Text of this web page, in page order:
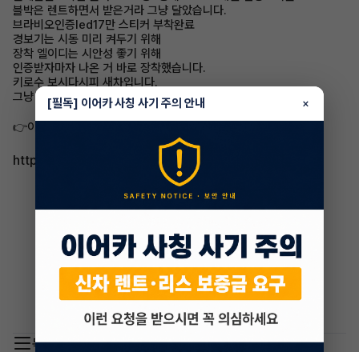
블박은 렌트하면서 받은거라 그냥 달았습니다.
브라비오인증led17만 스티커 부착완료
경보기는 시동 미리 켜두기 위해
장착 엘이디는 시안성 좋기 위해
인증받자마자 나온 거 바로 장착했습니다.
키로수 보시다시피 새차입니다.
그냥 기름 넣고 타시면 됩니다
👉이어카에서 자세히 보기
https://app.eacar.co.kr/share/eacar/4847
목록 이동
[필독] 이어카 사칭 사기 주의 안내 ×